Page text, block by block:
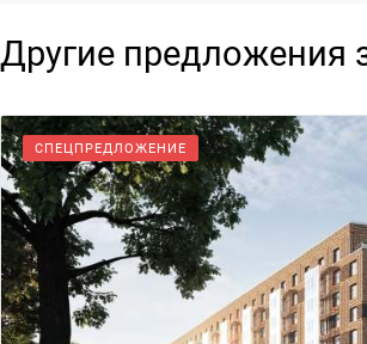
Другие предложения
СПЕЦПРЕДЛОЖЕНИЕ